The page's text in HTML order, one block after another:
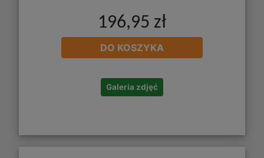
196,95 zł
DO KOSZYKA
Galeria zdjęć